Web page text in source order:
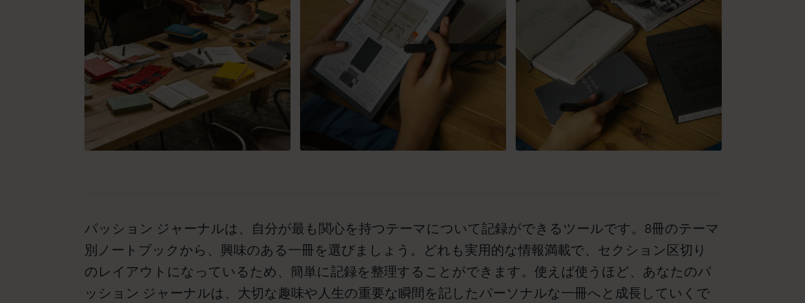
パッション ジャーナルは、自分が最も関心を持つテーマについて記録ができるツールです。8冊のテーマ
別ノートブックから、興味のある一冊を選びましょう。どれも実用的な情報満載で、セクション区切り
のレイアウトになっているため、簡単に記録を整理することができます。使えば使うほど、あなたのパ
ッション ジャーナルは、大切な趣味や人生の重要な瞬間を記したパーソナルな一冊へと成長していくで